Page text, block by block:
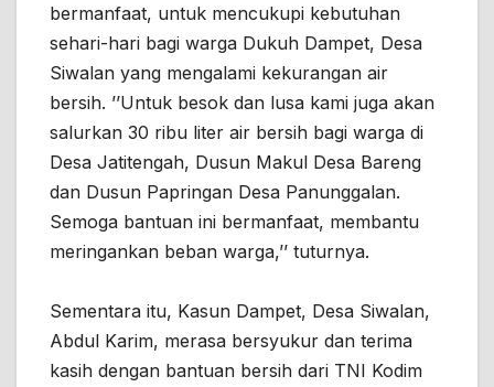
bermanfaat, untuk mencukupi kebutuhan
sehari-hari bagi warga Dukuh Dampet, Desa
Siwalan yang mengalami kekurangan air
bersih. ’’Untuk besok dan lusa kami juga akan
salurkan 30 ribu liter air bersih bagi warga di
Desa Jatitengah, Dusun Makul Desa Bareng
dan Dusun Papringan Desa Panunggalan.
Semoga bantuan ini bermanfaat, membantu
meringankan beban warga,’’ tuturnya.
Sementara itu, Kasun Dampet, Desa Siwalan,
Abdul Karim, merasa bersyukur dan terima
kasih dengan bantuan bersih dari TNI Kodim